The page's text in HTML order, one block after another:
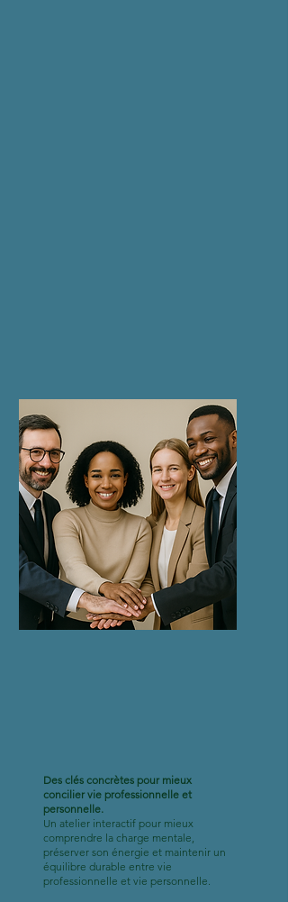
Des clés concrètes pour mieux
concilier vie professionnelle et
personnelle.
Un atelier interactif pour mieux
comprendre la charge mentale,
préserver son énergie et maintenir un
équilibre durable entre vie
professionnelle et vie personnelle.